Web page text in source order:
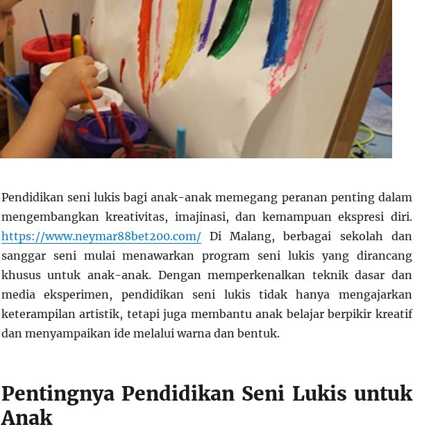
Pendidikan seni lukis bagi anak-anak memegang peranan penting dalam
mengembangkan kreativitas, imajinasi, dan kemampuan ekspresi diri.
https://www.neymar88bet200.com/Di Malang, berbagai sekolah dan
sanggar seni mulai menawarkan program seni lukis yang dirancang
khusus untuk anak-anak. Dengan memperkenalkan teknik dasar dan
media eksperimen, pendidikan seni lukis tidak hanya mengajarkan
keterampilan artistik, tetapi juga membantu anak belajar berpikir kreatif
dan menyampaikan ide melalui warna dan bentuk.
Pentingnya Pendidikan Seni Lukis untuk
Anak